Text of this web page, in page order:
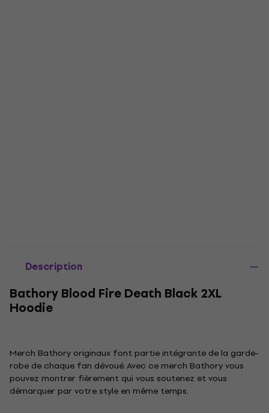
Description
Bathory Blood Fire Death Black 2XL
Hoodie
Merch Bathory originaux font partie intégrante de la garde-
robe de chaque fan dévoué. Avec ce merch Bathory vous
pouvez montrer fièrement qui vous soutenez et vous
démarquer par votre style en même temps.